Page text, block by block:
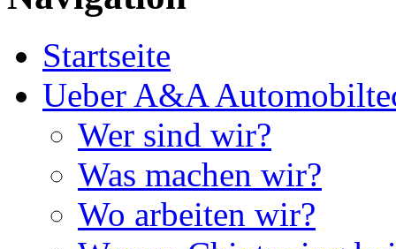
Startseite
Ueber A&A
Wer sind wir?
Was machen wir?
Wo arbeiten wir?